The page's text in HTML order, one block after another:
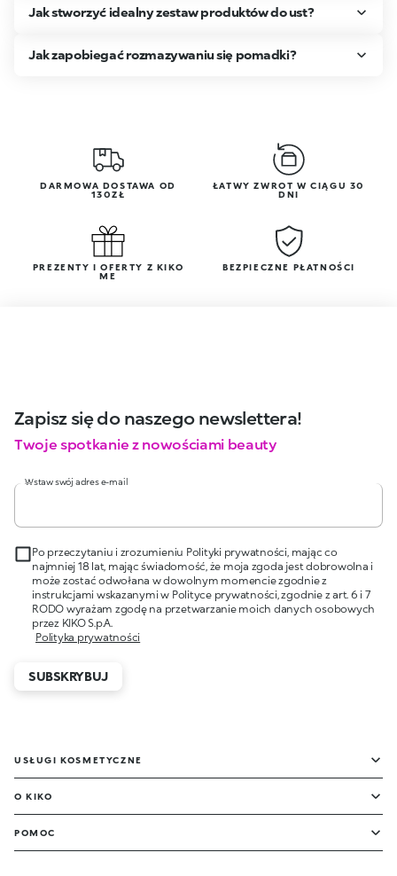
Jak stworzyć idealny zestaw produktów do ust?
Jak zapobiegać rozmazywaniu się pomadki?
DARMOWA DOSTAWA OD
130ZŁ
ŁATWY ZWROT W CIĄGU 30
DNI
PREZENTY I OFERTY Z KIKO
ME
BEZPIECZNE PŁATNOŚCI
Zapisz się do naszego newslettera!
Twoje spotkanie z nowościami beauty
Wstaw swój adres e-mail
Po przeczytaniu i zrozumieniu Polityki prywatności, mając co
najmniej 18 lat, mając świadomość, że moja zgoda jest dobrowolna i
może zostać odwołana w dowolnym momencie zgodnie z
instrukcjami wskazanymi w Polityce prywatności, zgodnie z art. 6 i 7
RODO wyrażam zgodę na przetwarzanie moich danych osobowych
przez KIKO S.p.A.
Polityka prywatności
SUBSKRYBUJ
USŁUGI KOSMETYCZNE
O KIKO
POMOC